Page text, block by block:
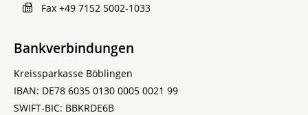
Fax +49 7152 5002-1033
Bankverbindungen
Kreissparkasse Böblingen
IBAN: DE78 6035 0130 0005 0021 99
SWIFT-BIC: BBKRDE6B